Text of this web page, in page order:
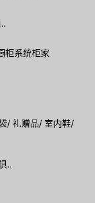
柜系统柜家
/ 礼赠品/ 室内鞋/
..